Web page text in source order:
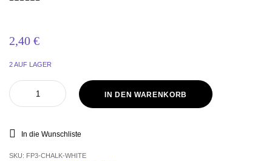
2,40 €
2 AUF LAGER
Fire
polished
Chalk
3
mm
IN DEN WARENKORB
In die Wunschliste
SKU: FP3-CHALK-WHITE